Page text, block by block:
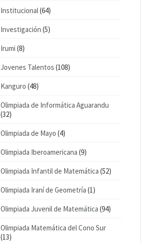
Institucional(64)
Investigación (5)
Irumi (8)
Jovenes Talentos (108)
Kanguro (48)
Olimpiada de Informática Aguarandu
(32)
Olimpiada de Mayo (4)
Olimpiada Iberoamericana (9)
Olimpiada Infantil de Matemática (52)
Olimpiada Iraní de Geometría (1)
Olimpiada Juvenil de Matemática (94)
Olimpiada Matemática del Cono Sur
(13)